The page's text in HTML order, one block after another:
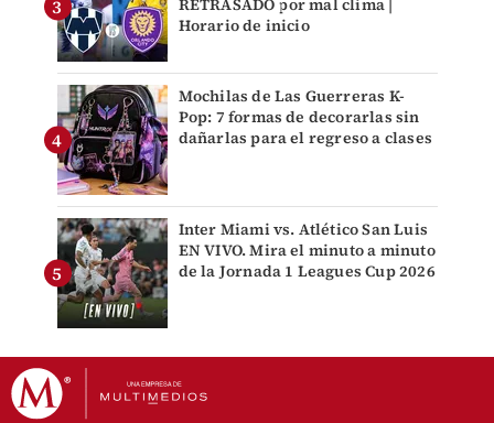
RETRASADO por mal clima |
Horario de inicio
Mochilas de Las Guerreras K-
Pop: 7 formas de decorarlas sin
dañarlas para el regreso a clases
Inter Miami vs. Atlético San Luis
EN VIVO. Mira el minuto a minuto
de la Jornada 1 Leagues Cup 2026